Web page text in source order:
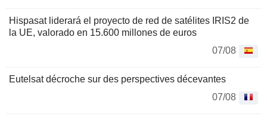
Hispasat liderará el proyecto de red de satélites IRIS2 de
la UE, valorado en 15.600 millones de euros
07/08
Eutelsat décroche sur des perspectives décevantes
07/08